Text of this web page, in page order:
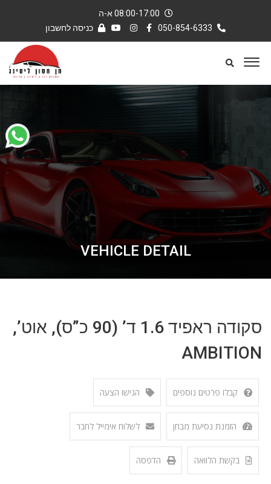
כניסה לחשבון
VEHICLE DETAIL
סקודה ראפיד 1.6 ד’ (90 כ”ס), אוט’,
AMBITION
קבלו פרטים נוספים הגישו הצעה
הזמנת נסיעת מבחן לשלוח אימייל לחבר
בקשת הלוואה הדפסה